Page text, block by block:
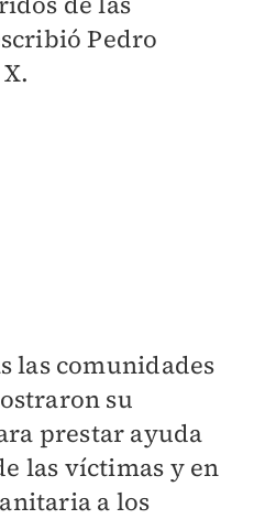
Pedro
las comunidades
su
prestar ayuda
las víctimas y en
a los